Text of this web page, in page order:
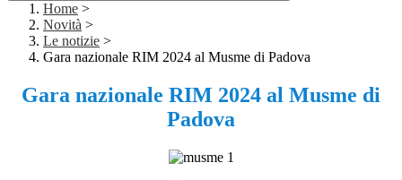
Home >
Novità >
Le notizie >
Gara nazionale RIM 2024 al Musme di Padova
Gara nazionale RIM 2024 al Musme di
Padova